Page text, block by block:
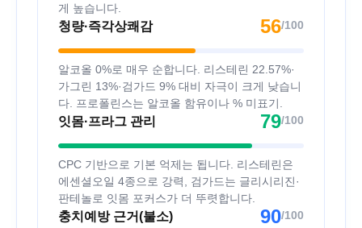
게 높습니다.
청량·즉각상쾌감 56/100
알코올 0%로 매우 순합니다. 리스테린 22.57%·
가그린 13%·검가드 9% 대비 자극이 크게 낮습니
다. 프로폴린스는 알코올 함유이나 % 미표기.
잇몸·프라그 관리 79/100
CPC 기반으로 기본 억제는 됩니다. 리스테린은
에센셜오일 4종으로 강력, 검가드는 글리시리진·
판테놀로 잇몸 포커스가 더 뚜렷합니다.
충치예방 근거(불소) 90/100